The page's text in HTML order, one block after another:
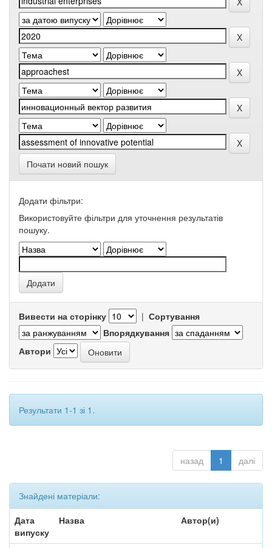
Почати новий пошук
Додати фільтри:
Використовуйте фільтри для уточнення результатів
пошуку.
Вивести на сторінку | Сортування
Впорядкування
Автори
Результати 1-1 зі 1.
назад 1 далі
Знайдені матеріали:
Дата
випуску
Назва Автор(и)